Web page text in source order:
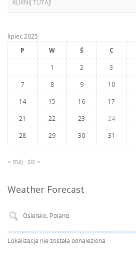
KLIKNIJ TUTAJ!
lipiec 2025
P
W Ś C
1
2 3
7
8 9 10
14
15 16 17
21
22 23 24
28
29 30 31
« maj sie »
Weather Forecast
Lokalizacja nie została odnaleziona